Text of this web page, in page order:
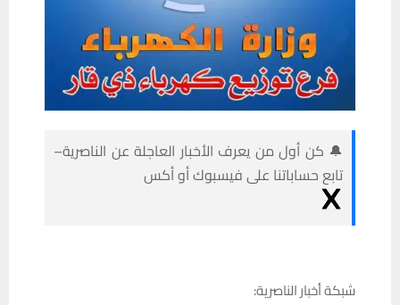
🔔 كن أول من يعرف الأخبار العاجلة عن الناصرية–
تابع حساباتنا على فيسبوك أو أكس
شبكة أخبار الناصرية: